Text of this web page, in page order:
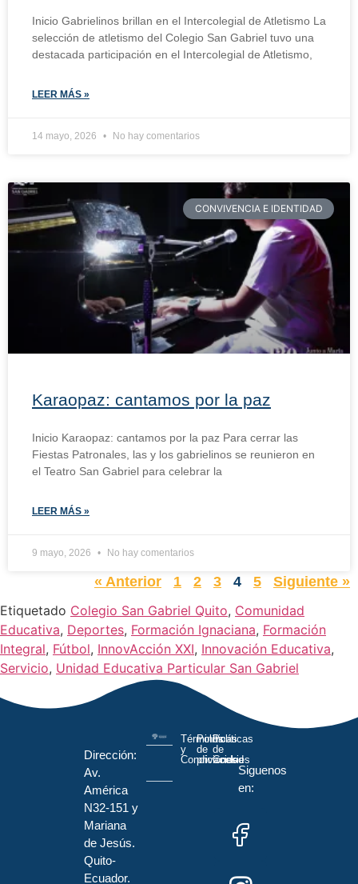
Inicio Gabrielinos brillan en el Intercolegial de Atletismo La
selección de atletismo del Colegio San Gabriel tuvo una
destacada participación en el Intercolegial de Atletismo,
LEER MÁS »
14 mayo, 2026 No hay comentarios
CONVIVENCIA E IDENTIDAD
Karaopaz: cantamos por la paz
Inicio Karaopaz: cantamos por la paz Para cerrar las
Fiestas Patronales, las y los gabrielinos se reunieron en
el Teatro San Gabriel para celebrar la
LEER MÁS »
9 mayo, 2026 No hay comentarios
« Anterior 1 2 3 4 5
Siguiente »
Etiquetado Colegio San Gabriel Quito, Comunidad
Educativa, Deportes, Formación Ignaciana, Formación
Integral, Fútbol, InnovAcción XXI, Innovación Educativa,
Servicio, Unidad Educativa Particular San Gabriel
Dirección:
Av.
América
N32-151 y
Mariana
de Jesús.
Quito-
Ecuador.
Términos
y
Condiciones
Políticas
de
privacidad
Políticas
de
Cookies
Siguenos
en: